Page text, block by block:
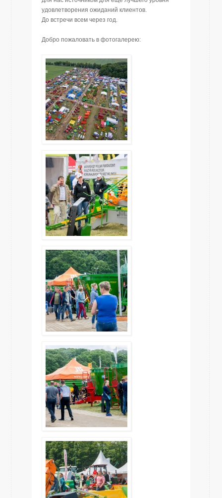
удовлетворения ожиданий клиентов.
До встречи всем через год.
Добро пожаловать в фотогалерею: